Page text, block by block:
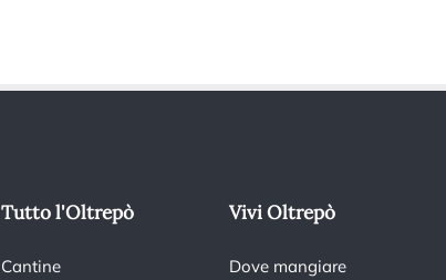
Tutto l'Oltrepò
Cantine
Vivi Oltrepò
Dove mangiare